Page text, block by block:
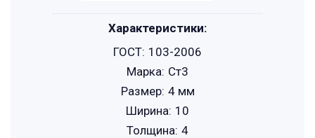
Характеристики:
ГОСТ: 103-2006
Марка: Ст3
Размер: 4 мм
Ширина: 10
Толщина: 4